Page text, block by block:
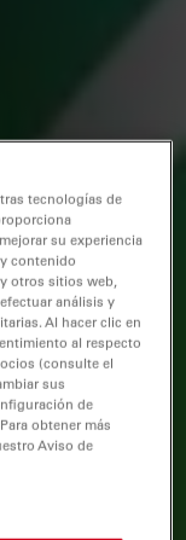
tecnologías de
su experiencia
contenido
otros sitios web,
análisis y
Al hacer clic en
al respecto
(consulte el
sus
de
obtener más
Aviso de